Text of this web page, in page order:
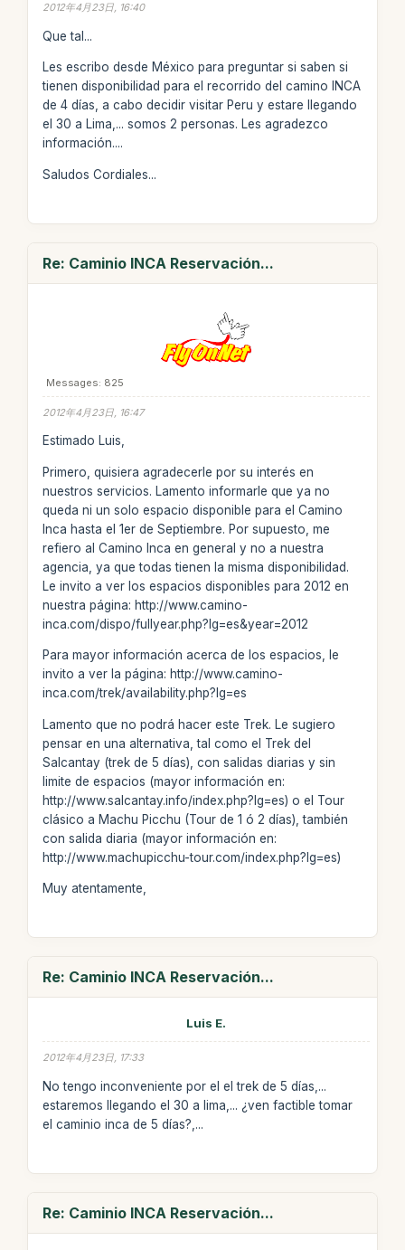
2012年4月23日, 16:40
Que tal...
Les escribo desde México para preguntar si saben si
tienen disponibilidad para el recorrido del camino INCA
de 4 días, a cabo decidir visitar Peru y estare llegando
el 30 a Lima,... somos 2 personas. Les agradezco
información....
Saludos Cordiales...
Re: Caminio INCA Reservación...
Messages: 825
2012年4月23日, 16:47
Estimado Luis,
Primero, quisiera agradecerle por su interés en
nuestros servicios. Lamento informarle que ya no
queda ni un solo espacio disponible para el Camino
Inca hasta el 1er de Septiembre. Por supuesto, me
refiero al Camino Inca en general y no a nuestra
agencia, ya que todas tienen la misma disponibilidad.
Le invito a ver los espacios disponibles para 2012 en
nuestra página: http://www.camino-
inca.com/dispo/fullyear.php?lg=es&year=2012
Para mayor información acerca de los espacios, le
invito a ver la página: http://www.camino-
inca.com/trek/availability.php?lg=es
Lamento que no podrá hacer este Trek. Le sugiero
pensar en una alternativa, tal como el Trek del
Salcantay (trek de 5 días), con salidas diarias y sin
limite de espacios (mayor información en:
http://www.salcantay.info/index.php?lg=es) o el Tour
clásico a Machu Picchu (Tour de 1 ó 2 días), también
con salida diaria (mayor información en:
http://www.machupicchu-tour.com/index.php?lg=es)
Muy atentamente,
Re: Caminio INCA Reservación...
Luis E.
2012年4月23日, 17:33
No tengo inconveniente por el el trek de 5 días,...
estaremos llegando el 30 a lima,... ¿ven factible tomar
el caminio inca de 5 días?,...
Re: Caminio INCA Reservación...